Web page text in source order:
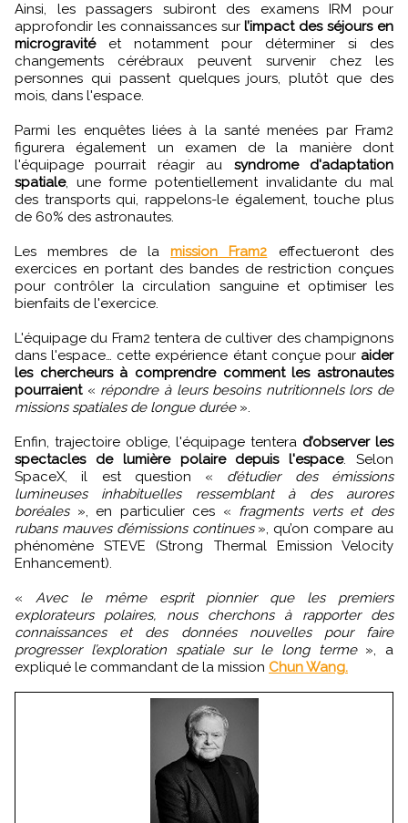
Ainsi, les passagers subiront des examens IRM pour
approfondir les connaissances surl’impact des séjours en
microgravitéet notamment pour déterminer si des
changements cérébraux peuvent survenir chez les
personnes qui passent quelques jours, plutôt que des
mois, dans l'espace.
Parmi les enquêtes liées à la santé menées par Fram2
figurera également un examen de la manière dont
l'équipage pourrait réagir au syndrome d'adaptation
spatiale, une forme potentiellement invalidante du mal
des transports qui, rappelons-le également, touche plus
de 60% des astronautes.
Les membres de lamission Fram2 effectueront des
exercices en portant des bandes de restriction conçues
pour contrôler la circulation sanguine et optimiser les
bienfaits de l'exercice.
L'équipage du Fram2 tentera de cultiver des champignons
dans l'espace… cette expérience étant conçue pour aider
les chercheurs à comprendre comment les astronautes
pourraient« répondre à leurs besoins nutritionnels lors de
missions spatiales de longue durée».
Enfin, trajectoire oblige, l'équipage tentera d’observer les
spectacles de lumière polaire depuis l'espace. Selon
SpaceX, il est question « d’étudier des émissions
lumineuses inhabituelles ressemblant à des aurores
boréales», en particulier ces « fragments verts et des
rubans mauves d’émissions continues», qu’on compare au
phénomène STEVE (Strong Thermal Emission Velocity
Enhancement).
« Avec le même esprit pionnier que les premiers
explorateurs polaires, nous cherchons à rapporter des
connaissances et des données nouvelles pour faire
progresser l’exploration spatiale sur le long terme», a
expliqué le commandant de la mission Chun Wang.